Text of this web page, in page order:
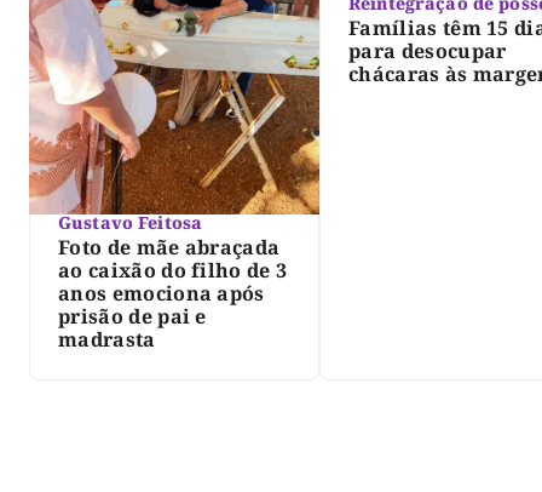
Gustavo Feitosa
Foto de mãe abraçada
ao caixão do filho de 3
anos emociona após
prisão de pai e
madrasta
Famílias têm 15
para desocupar
chácaras às